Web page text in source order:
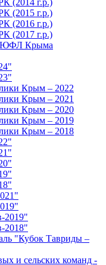
(2014 г.р.)
(2015 г.р.)
(2016 г.р.)
(2017 г.р.)
Крыма
Крым – 2022
Крым – 2021
Крым – 2020
Крым – 2019
Крым – 2018
2019"
2018"
"Кубок Тавриды –
и сельских команд -